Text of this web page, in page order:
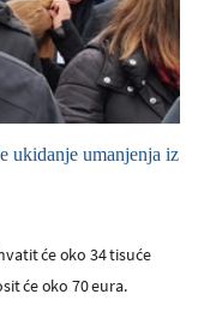
ukidanje umanjenja iz
će oko 34 tisuće
će oko 70 eura.